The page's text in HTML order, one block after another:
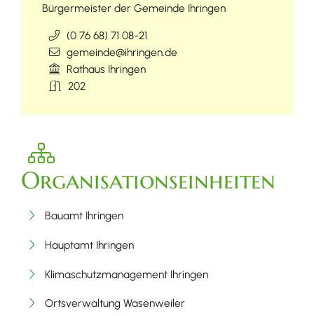
Bürgermeister der Gemeinde Ihringen
(0 76 68) 71 08-21
gemeinde@ihringen.de
Rathaus Ihringen
202
Organisationseinheiten
Bauamt Ihringen
Hauptamt Ihringen
Klimaschutzmanagement Ihringen
Ortsverwaltung Wasenweiler